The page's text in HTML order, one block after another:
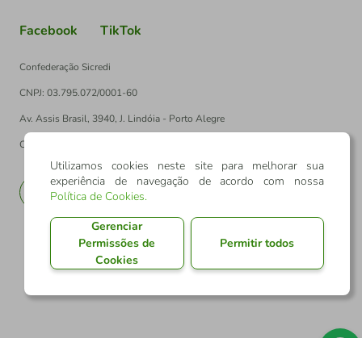
Facebook TikTok
Confederação Sicredi
CNPJ: 03.795.072/0001-60
Av. Assis Brasil, 3940, J. Lindóia - Porto Alegre
CEP: 91010-003
EN
Utilizamos cookies neste site para melhorar sua
experiência de navegação de acordo com nossa
Política de Cookies.
Gerenciar
Permissões de
Cookies
Permitir todos